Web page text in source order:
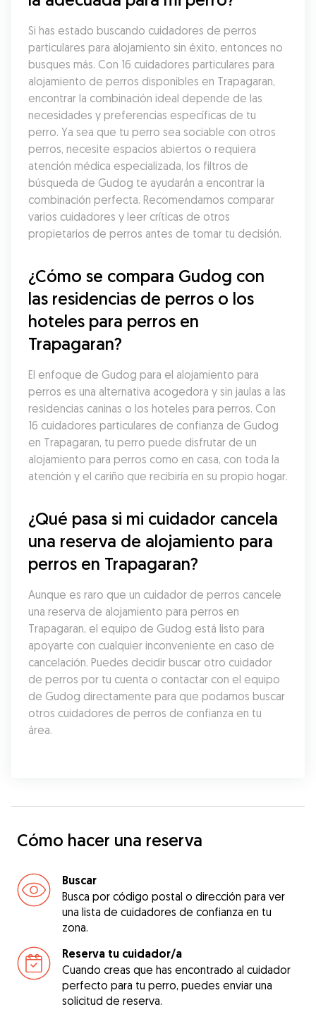
Si has estado buscando cuidadores de perros
particulares para alojamiento sin éxito, entonces no
busques más. Con 16 cuidadores particulares para
alojamiento de perros disponibles en Trapagaran,
encontrar la combinación ideal depende de las
necesidades y preferencias específicas de tu
perro. Ya sea que tu perro sea sociable con otros
perros, necesite espacios abiertos o requiera
atención médica especializada, los filtros de
búsqueda de Gudog te ayudarán a encontrar la
combinación perfecta. Recomendamos comparar
varios cuidadores y leer críticas de otros
propietarios de perros antes de tomar tu decisión.
¿Cómo se compara Gudog con
las residencias de perros o los
hoteles para perros en
Trapagaran?
El enfoque de Gudog para el alojamiento para
perros es una alternativa acogedora y sin jaulas a las
residencias caninas o los hoteles para perros. Con
16 cuidadores particulares de confianza de Gudog
en Trapagaran, tu perro puede disfrutar de un
alojamiento para perros como en casa, con toda la
atención y el cariño que recibiría en su propio hogar.
¿Qué pasa si mi cuidador cancela
una reserva de alojamiento para
perros en Trapagaran?
Aunque es raro que un cuidador de perros cancele
una reserva de alojamiento para perros en
Trapagaran, el equipo de Gudog está listo para
apoyarte con cualquier inconveniente en caso de
cancelación. Puedes decidir buscar otro cuidador
de perros por tu cuenta o contactar con el equipo
de Gudog directamente para que podamos buscar
otros cuidadores de perros de confianza en tu
área.
Cómo hacer una reserva
Buscar
Busca por código postal o dirección para ver
una lista de cuidadores de confianza en tu
zona.
Reserva tu cuidador/a
Cuando creas que has encontrado al cuidador
perfecto para tu perro, puedes enviar una
solicitud de reserva.